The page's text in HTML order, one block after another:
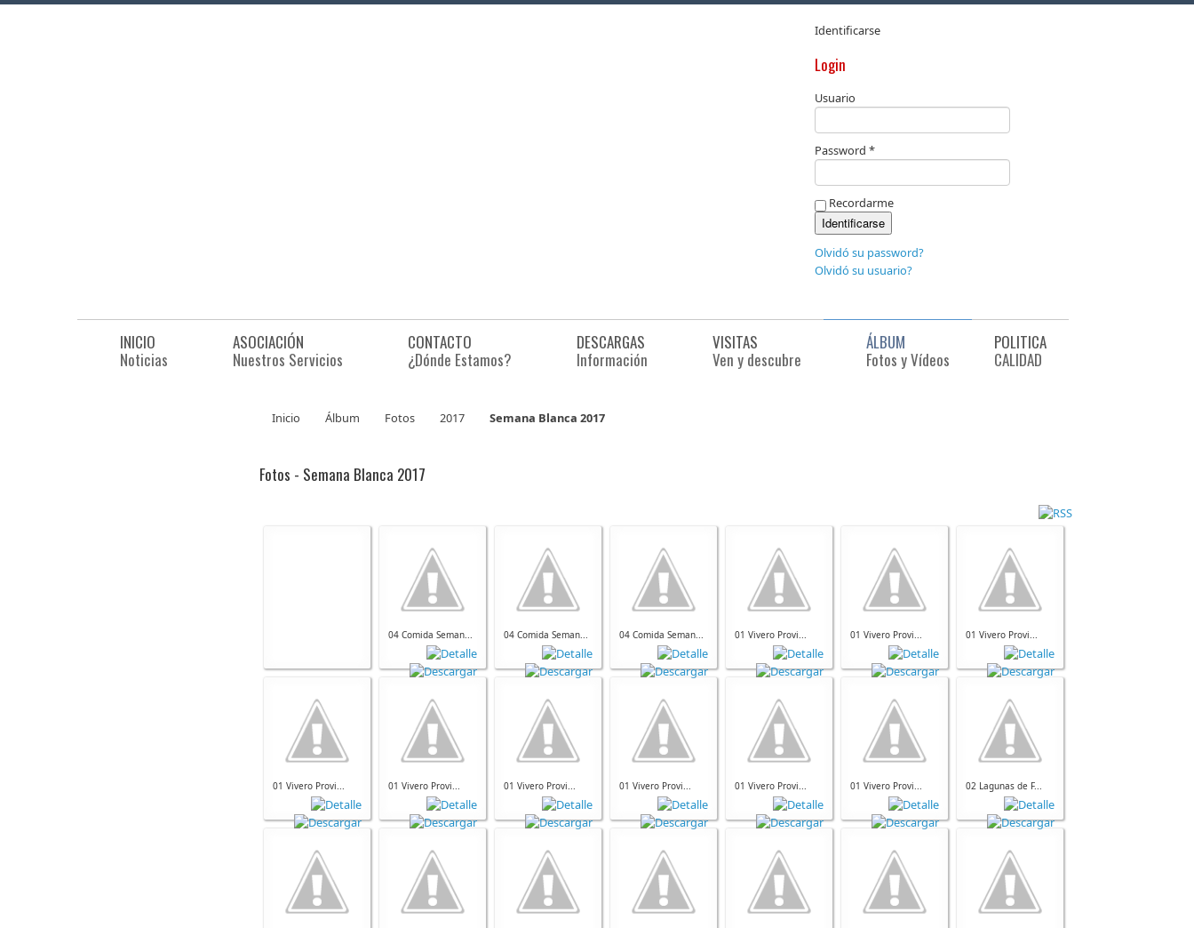
Identificarse
Login
Usuario
Password *
Recordarme
Olvidó su password?
Olvidó su usuario?
INICIO
Noticias
ASOCIACIÓN
Nuestros Servicios
CONTACTO
¿Dónde Estamos?
DESCARGAS
Información
VISITAS
Ven y descubre
ÁLBUM
Fotos y Vídeos
POLITICA
CALIDAD
Inicio Álbum Fotos 2017 Semana Blanca 2017
Fotos - Semana Blanca 2017
04 Comida Seman... 04 Comida Seman... 04 Comida Seman... 01 Vivero Provi... 01 Vivero Provi... 01 Vivero Provi...
01 Vivero Provi... 01 Vivero Provi... 01 Vivero Provi... 01 Vivero Provi... 01 Vivero Provi... 01 Vivero Provi... 02 Lagunas de F...